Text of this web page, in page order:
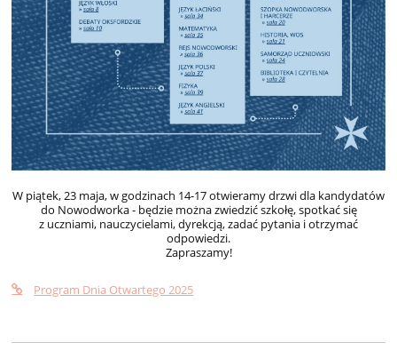
W piątek, 23 maja, w godzinach 14-17 otwieramy drzwi dla kandydatów
do Nowodworka - będzie można zwiedzić szkołę, spotkać się
z uczniami, nauczycielami, dyrekcją, zadać pytania i otrzymać
odpowiedzi.
Zapraszamy!
Program Dnia Otwartego 2025